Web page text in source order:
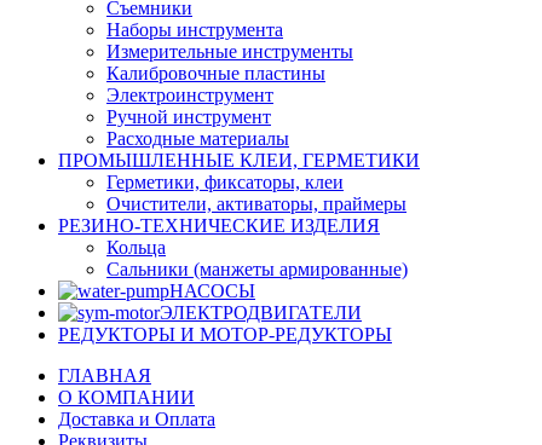
Съемники
Наборы инструмента
Измерительные инструменты
Калибровочные пластины
Электроинструмент
Ручной инструмент
Расходные материалы
ПРОМЫШЛЕННЫЕ КЛЕИ, ГЕРМЕТИКИ
Герметики, фиксаторы, клеи
Очистители, активаторы, праймеры
РЕЗИНО-ТЕХНИЧЕСКИЕ ИЗДЕЛИЯ
Кольца
Сальники (манжеты армированные)
НАСОСЫ
ЭЛЕКТРОДВИГАТЕЛИ
РЕДУКТОРЫ И МОТОР-РЕДУКТОРЫ
ГЛАВНАЯ
О КОМПАНИИ
Доставка и Оплата
Реквизиты